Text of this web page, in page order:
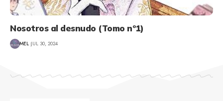
Nosotros al desnudo (Tomo nº1)
MEL JUL 30, 2024